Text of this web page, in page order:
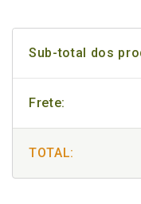
Sub-total dos
Frete:
TOTAL: